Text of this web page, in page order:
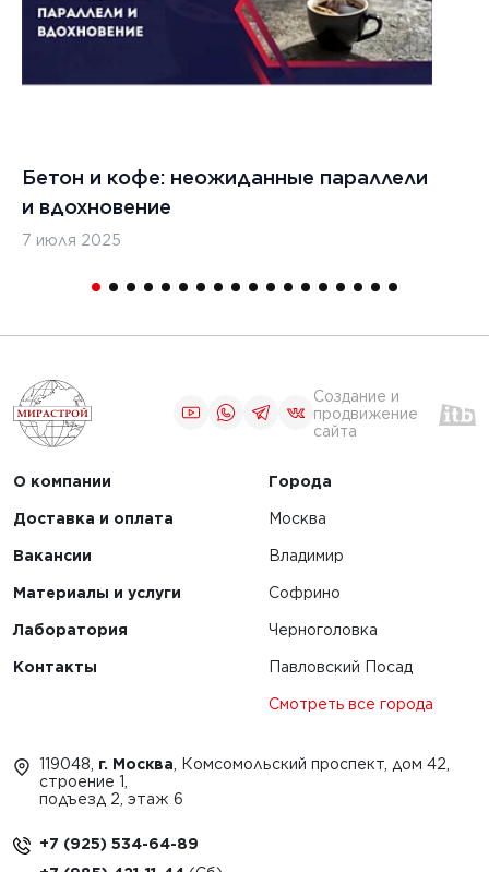
Бетон и кофе: неожиданные параллели
и вдохновение
7 июля 2025
Создание и
продвижение
сайта
О компании
Доставка и оплата
Вакансии
Материалы и услуги
Лаборатория
Контакты
Города
Москва
Владимир
Софрино
Черноголовка
Павловский Посад
Смотреть все города
119048, г. Москва , Комсомольский проспект, дом 42,
строение 1,
подъезд 2, этаж 6
+7 (925) 534-64-89